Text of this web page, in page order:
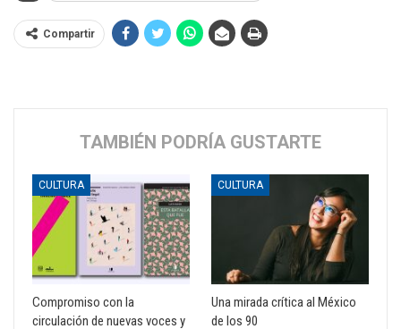
Compartir
TAMBIÉN PODRÍA GUSTARTE
CULTURA
Compromiso con la
circulación de nuevas voces y
CULTURA
Una mirada crítica al México
de los 90